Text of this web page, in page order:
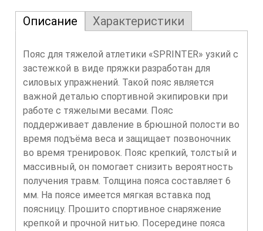
Описание Характеристики
Пояс для тяжелой атлетики «SPRINTER» узкий с
застежкой в виде пряжки разработан для
силовых упражнений. Такой пояс является
важной деталью спортивной экипировки при
работе с тяжелыми весами. Пояс
поддерживает давление в брюшной полости во
время подъёма веса и защищает позвоночник
во время тренировок. Пояс крепкий, толстый и
массивный, он помогает снизить вероятность
получения травм. Толщина пояса составляет 6
мм. На поясе имеется мягкая вставка под
поясницу. Прошито спортивное снаряжение
крепкой и прочной нитью. Посередине пояса